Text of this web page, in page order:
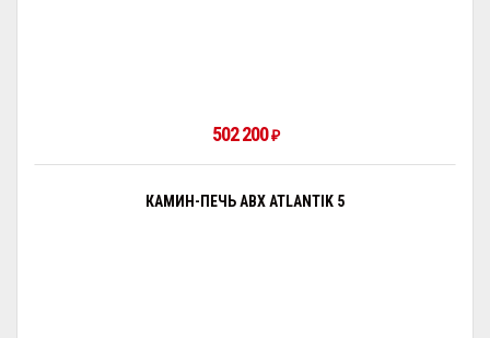
502 200₽
КАМИН-ПЕЧЬ ABX ATLANTIK 5